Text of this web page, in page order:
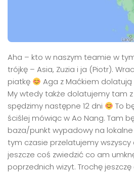
Aha – kto w naszym teamie w
trójkę – Asia, Zuzia i ja (Piotr).
piatkę
Aga z Maćkiem dolatują
My wtedy także dolatujemy tam z
spędzimy następne 12 dni
To
ściślej mówiąc w Ao Nang. Tam
baza/punkt wypadowy na lokalne
tym czasie przelatujemy wszyscy
jeszcze coś zwiedzić co am
poprzednich wizyt. Trochę